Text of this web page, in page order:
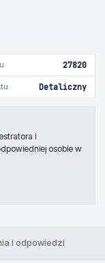
27820
Detaliczny
i
osobie w
i odpowiedzi